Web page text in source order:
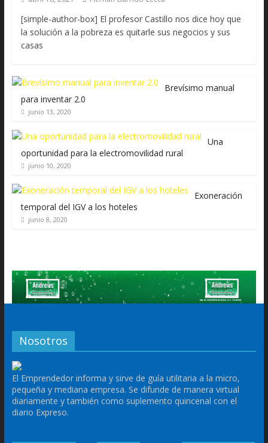
[simple-author-box] El profesor Castillo nos dice hoy que
la solución a la pobreza es quitarle sus negocios y sus
casas
Brevísimo manual
para inventar 2.0
junio 13, 2020
Una
oportunidad para la electromovilidad rural
junio 10, 2020
Exoneración
temporal del IGV a los hoteles
junio 8, 2020
Nosotros
El Emprendedor informa y sirve de guía utilitaria a la micro,
pequeña y mediana empresa. Se difunde de manera virtual
diariamente y también como suplemento quincenal con el
diario Expreso.